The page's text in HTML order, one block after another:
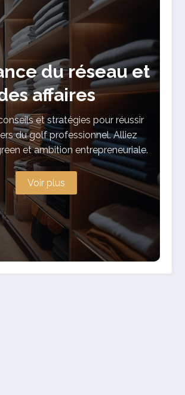
du réseau et
affaires
et stratégies pour réussir
du golf professionnel. Alliez
et ambition entrepreneuriale.
Voir plus